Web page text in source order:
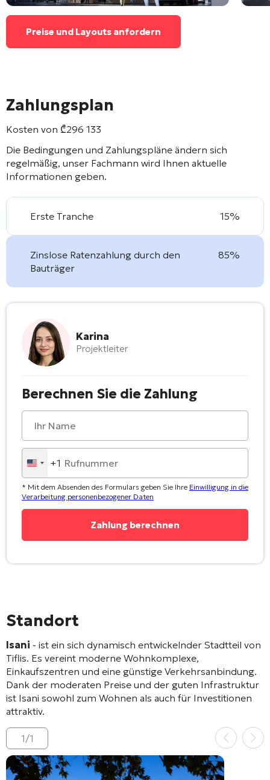
Preise und Layouts anfordern
Zahlungsplan
Kosten von ₾296 133
Die Bedingungen und Zahlungspläne ändern sich
regelmäßig, unser Fachmann wird Ihnen aktuelle
Informationen geben.
Erste Tranche 15%
Zinslose Ratenzahlung durch den
Bauträger
85%
Karina
Projektleiter
Berechnen Sie die Zahlung
United
States
+1
+1
* Mit dem Absenden des Formulars geben Sie Ihre Einwilligung in die
Verarbeitung personenbezogener Daten
Standort
Isani - ist ein sich dynamisch entwickelnder Stadtteil von
Tiflis. Es vereint moderne Wohnkomplexe,
Einkaufszentren und eine günstige Verkehrsanbindung.
Dank der moderaten Preise und der guten Infrastruktur
ist Isani sowohl zum Wohnen als auch für Investitionen
attraktiv.
1/1